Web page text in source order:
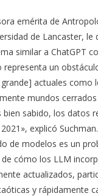
emérita de
de Lancaster,
similar a ChatGPT
un
actuales como
mundos
sabido, los datos
explicó
de modelos es un
cómo los LLM
actualizados,
y rápidamente